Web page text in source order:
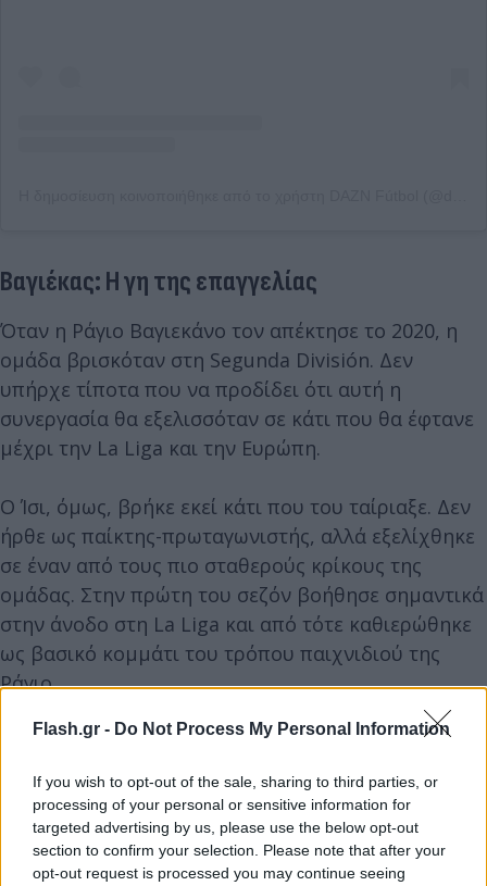
Flash.gr - Do Not Process My Personal Information
If you wish to opt-out of the sale, sharing to third parties, or
processing of your personal or sensitive information for
targeted advertising by us, please use the below opt-out
section to confirm your selection. Please note that after your
opt-out request is processed you may continue seeing
Βαγιέκας: Η γη της επαγγελίας
Όταν η Ράγιο Βαγιεκάνο τον απέκτησε το 2020, η
ομάδα βρισκόταν στη Segunda División. Δεν
υπήρχε τίποτα που να προδίδει ότι αυτή η
συνεργασία θα εξελισσόταν σε κάτι που θα έφτανε
μέχρι την La Liga και την Ευρώπη.
Ο Ίσι, όμως, βρήκε εκεί κάτι που του ταίριαξε. Δεν
ήρθε ως παίκτης-πρωταγωνιστής, αλλά εξελίχθηκε
σε έναν από τους πιο σταθερούς κρίκους της
ομάδας. Στην πρώτη του σεζόν βοήθησε σημαντικά
στην άνοδο στη La Liga και από τότε καθιερώθηκε
ως βασικό κομμάτι του τρόπου παιχνιδιού της
Ράγιο.
Στη θέση του επιτελικού μέσου/μεσοεπιθετικού, ο
Ίσι Παλαθόν έγινε παίκτης που λειτουργεί ανάμεσα
στις γραμμές και συνδέει το παιχνίδι της ομάδας.
Δεν είναι ο παίκτης που θα ξεχωρίσει εύκολα σε
μια στατιστική, αλλά αυτός που συχνά βρίσκεται